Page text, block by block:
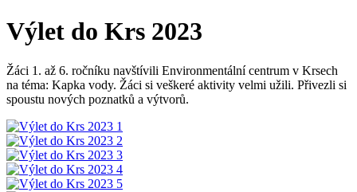
Výlet do Krs 2023
Žáci 1. až 6. ročníku navštívili Environmentální centrum v Krsech
na téma: Kapka vody. Žáci si veškeré aktivity velmi užili. Přivezli si
spoustu nových poznatků a výtvorů.